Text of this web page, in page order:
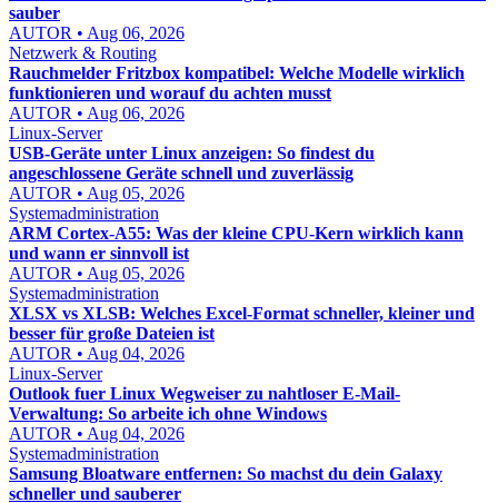
sauber
AUTOR • Aug 06, 2026
Netzwerk & Routing
Rauchmelder Fritzbox kompatibel: Welche Modelle wirklich
funktionieren und worauf du achten musst
AUTOR • Aug 06, 2026
Linux-Server
USB-Geräte unter Linux anzeigen: So findest du
angeschlossene Geräte schnell und zuverlässig
AUTOR • Aug 05, 2026
Systemadministration
ARM Cortex-A55: Was der kleine CPU-Kern wirklich kann
und wann er sinnvoll ist
AUTOR • Aug 05, 2026
Systemadministration
XLSX vs XLSB: Welches Excel-Format schneller, kleiner und
besser für große Dateien ist
AUTOR • Aug 04, 2026
Linux-Server
Outlook fuer Linux Wegweiser zu nahtloser E-Mail-
Verwaltung: So arbeite ich ohne Windows
AUTOR • Aug 04, 2026
Systemadministration
Samsung Bloatware entfernen: So machst du dein Galaxy
schneller und sauberer